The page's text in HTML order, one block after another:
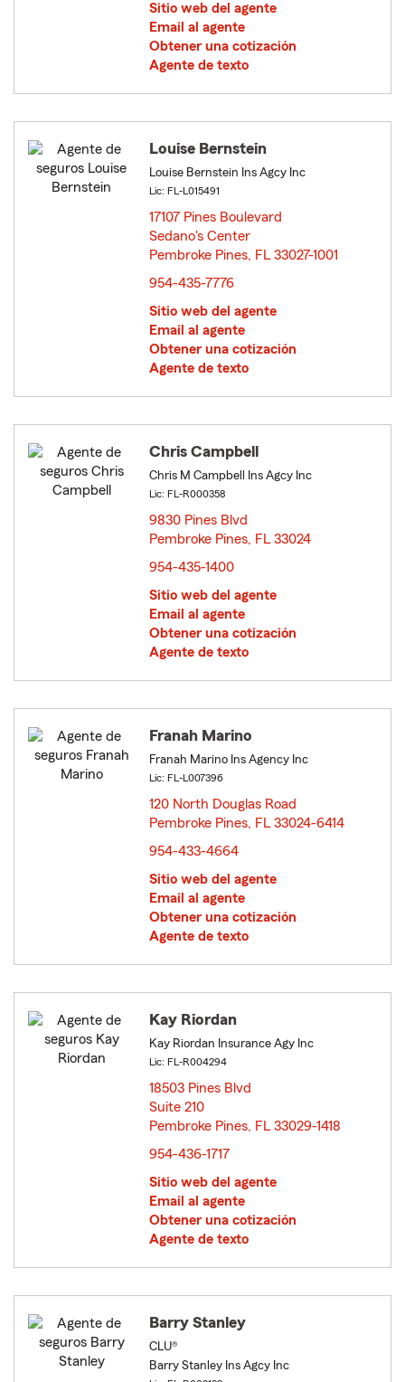
Sitio web del agente
Email al agente
Obtener una cotización
Agente de texto
Louise Bernstein
Louise Bernstein Ins Agcy Inc
Lic: FL-L015491
17107 Pines Boulevard
Sedano's Center
Pembroke Pines, FL 33027-1001
954-435-7776
Sitio web del agente
Email al agente
Obtener una cotización
Agente de texto
Chris Campbell
Chris M Campbell Ins Agcy Inc
Lic: FL-R000358
9830 Pines Blvd
Pembroke Pines, FL 33024
954-435-1400
Sitio web del agente
Email al agente
Obtener una cotización
Agente de texto
Franah Marino
Franah Marino Ins Agency Inc
Lic: FL-L007396
120 North Douglas Road
Pembroke Pines, FL 33024-6414
954-433-4664
Sitio web del agente
Email al agente
Obtener una cotización
Agente de texto
Kay Riordan
Kay Riordan Insurance Agy Inc
Lic: FL-R004294
18503 Pines Blvd
Suite 210
Pembroke Pines, FL 33029-1418
954-436-1717
Sitio web del agente
Email al agente
Obtener una cotización
Agente de texto
Barry Stanley
CLU®
Barry Stanley Ins Agcy Inc